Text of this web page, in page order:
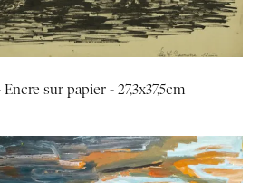
Encre sur papier - 27,3x37,5cm